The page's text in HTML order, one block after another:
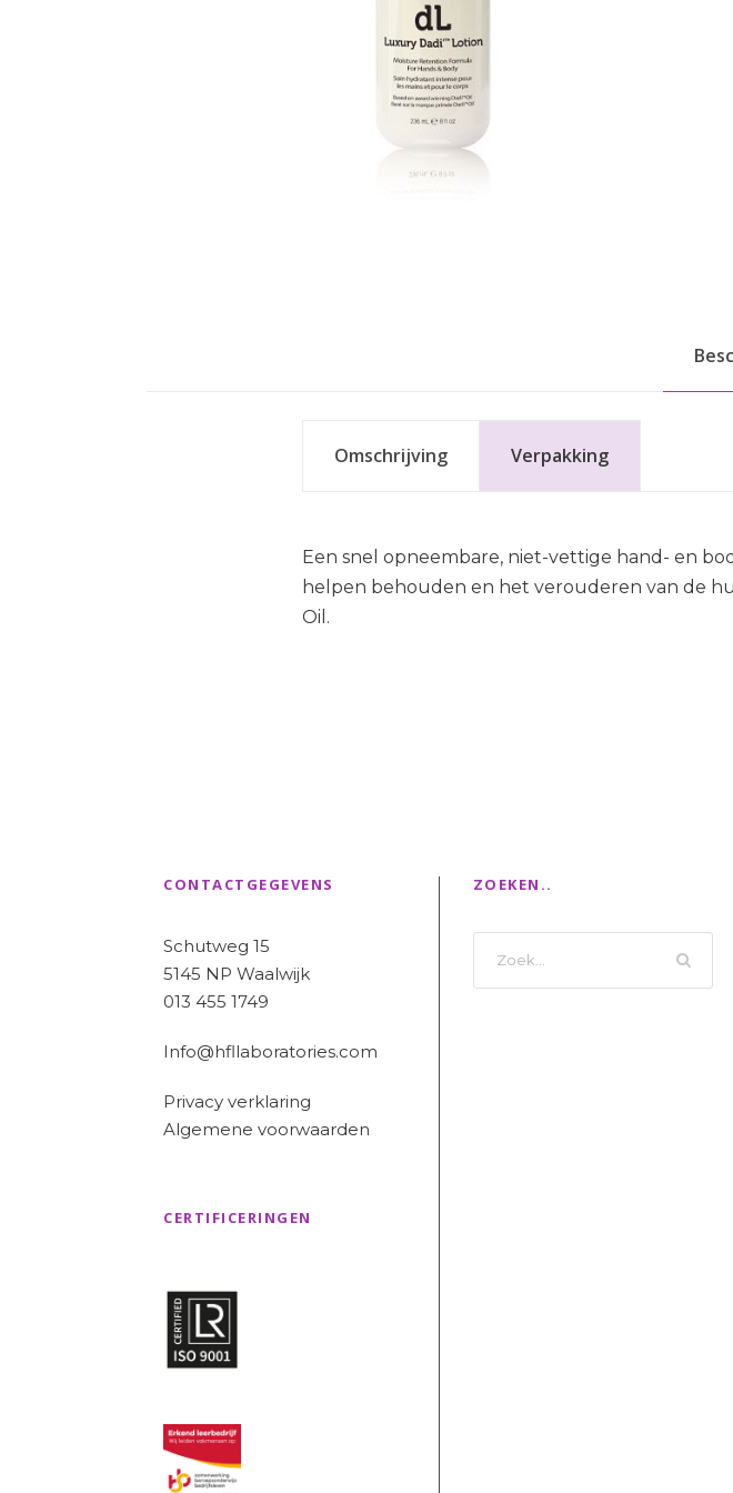
Omschrijving Verpakking
Een snel opneembare, niet-vettige hand- en
helpen behouden en het verouderen van de
Oil.
CONTACTGEGEVENS
Schutweg 15
5145 NP Waalwijk
013 455 1749
Info@hfllaboratories.com
Privacy verklaring
Algemene voorwaarden
CERTIFICERINGEN
ZOEKEN..